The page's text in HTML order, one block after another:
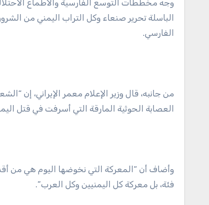
وجه مخططات التوسع الفارسية والاطماع
الباسلة تحرير صنعاء وكل التراب اليمني من
الفارسي.
من جانبه، قال وزير الإعلام معمر الإيراني، إن
العصابة الحوثية المارقة التي أسرفت في قتل
وأضاف أن “المعركة التي نخوضها اليوم هي من
فئة، بل معركة كل اليمنيين وكل العرب”.